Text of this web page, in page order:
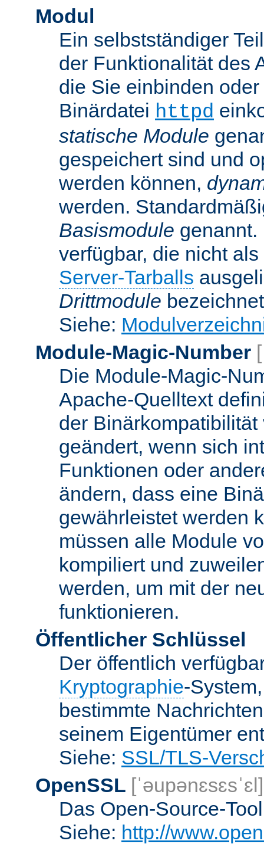
Modul
Ein selbstständiger
der Funktionalität des
die Sie einbinden
Binärdatei httpd
statische Module
gespeichert sind und
werden können,
werden.
Basismodule genannt.
verfügbar, die nicht
Server-Tarballs
Drittmodule
Siehe:
Module-Magic-Number
Die Module-Magic-
Apache-Quelltext
der
geändert, wenn sich
Funktionen oder
ändern, dass eine
gewährleistet werden
müssen alle Module
kompiliert und
werden, um mit der
funktionieren.
Öffentlicher Schlüssel
Der öffentlich
Kryptographie-
bestimmte
seinem Eigentümer
Siehe: SSL/TLS-
OpenSSL [ˈəupənɛsɛsˈɛl]
Das Open-Source-
Siehe: http://